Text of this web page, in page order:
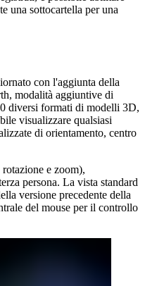
una sottocartella per una
con l'aggiunta della
modalità aggiuntive di
diversi formati di modelli 3D,
visualizzare qualsiasi
di orientamento, centro
e zoom),
persona. La vista standard
versione precedente della
del mouse per il controllo